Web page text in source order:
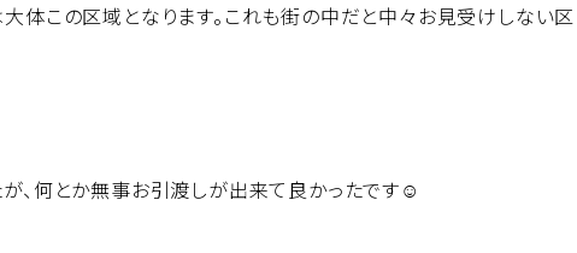
体この区域となります。これも街の中だと中々お見受けしない区
、何とか無事お引渡しが出来て良かったです☺